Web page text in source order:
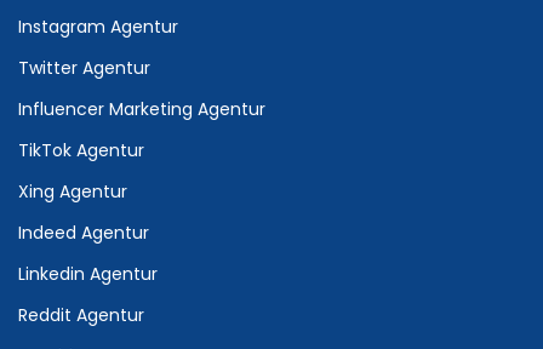
Instagram Agentur
Twitter Agentur
Influencer Marketing Agentur
TikTok Agentur
Xing Agentur
Indeed Agentur
Linkedin Agentur
Reddit Agentur